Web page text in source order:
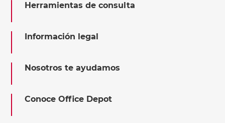
Herramientas de consulta
Información legal
Nosotros te ayudamos
Conoce Office Depot